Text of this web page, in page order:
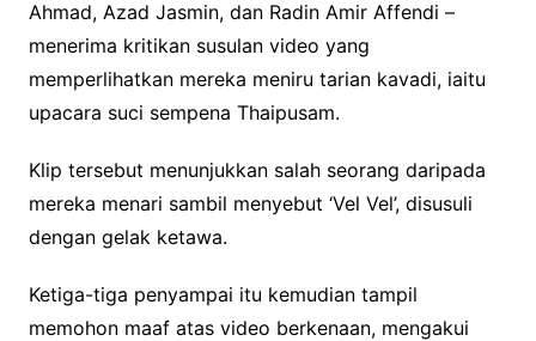
Ahmad, Azad Jasmin, dan Radin Amir Affendi –
menerima kritikan susulan video yang
memperlihatkan mereka meniru tarian kavadi, iaitu
upacara suci sempena Thaipusam.
Klip tersebut menunjukkan salah seorang daripada
mereka menari sambil menyebut ‘Vel Vel’, disusuli
dengan gelak ketawa.
Ketiga-tiga penyampai itu kemudian tampil
memohon maaf atas video berkenaan, mengakui